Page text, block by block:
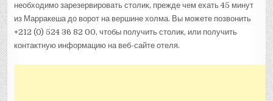
необходимо зарезервировать столик, прежде чем ехать 45 минут
из Марракеша до ворот на вершине холма. Вы можете позвонить
+212 (0) 524 36 82 00, чтобы получить столик, или получить
контактную информацию на веб-сайте отеля.